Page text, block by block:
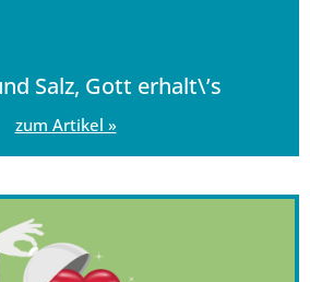
Salz, Gott erhalt\’s
zum Artikel »